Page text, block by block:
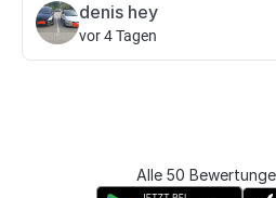
denis hey
vor 4 Tagen
Alle 50